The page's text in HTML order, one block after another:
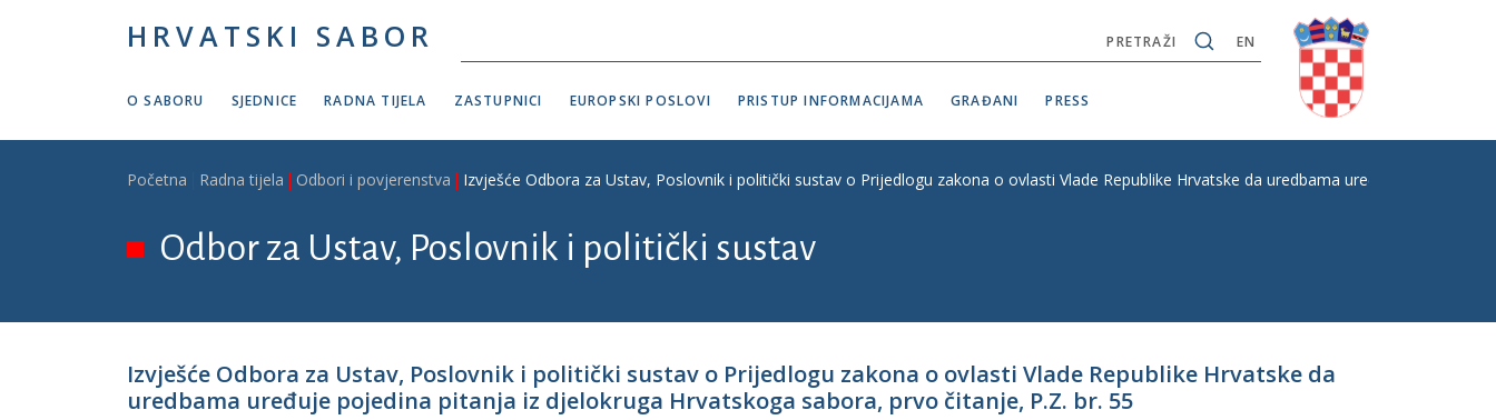
HRVATSKI SABOR EN
PRETRAŽI
O SABORU SJEDNICE RADNA TIJELA ZASTUPNICI EUROPSKI POSLOVI PRISTUP INFORMACIJAMA GRAĐANI PRESS
Breadcrumb
Početna Radna tijela Odbori i povjerenstva Izvješće Odbora za Ustav, Poslovnik i politički sustav o Prijedlogu zakona o ovlasti Vlade Republike Hrvatske da uredbama uređuje pojedina
Odbor za Ustav, Poslovnik i politički sustav
Izvješće Odbora za Ustav, Poslovnik i politički sustav o Prijedlogu zakona o ovlasti Vlade Republike Hrvatske da
uredbama uređuje pojedina pitanja iz djelokruga Hrvatskoga sabora, prvo čitanje, P.Z. br. 55